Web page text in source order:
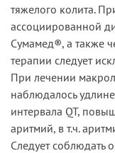
тяжелого колита.
ассоциированной
Сумамед®, а также
терапии следует
При лечении
наблюдалось
интервала QT,
аритмий, в т.ч.
Следует соблюдать